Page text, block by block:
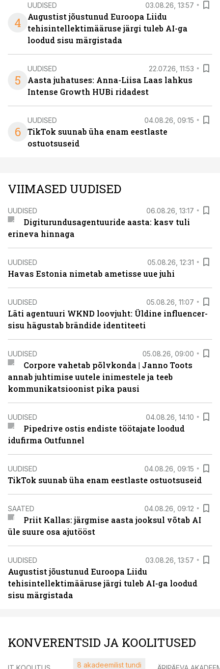
4
UUDISED 03.08.26, 13:57
Augustist jõustunud Euroopa Liidu
tehisintellektimääruse järgi tuleb AI-ga
loodud sisu märgistada
5
UUDISED 22.07.26, 11:53
Aasta juhatuses: Anna-Liisa Laas lahkus
Intense Growth HUBi ridadest
6
UUDISED 04.08.26, 09:15
TikTok suunab üha enam eestlaste
ostuotsuseid
VIIMASED UUDISED
UUDISED 06.08.26, 13:17
Digiturundusagentuuride aasta: kasv tuli
erineva hinnaga
UUDISED 05.08.26, 12:31
Havas Estonia nimetab ametisse uue juhi
UUDISED 05.08.26, 11:07
Läti agentuuri WKND loovjuht: Üldine influencer-
sisu hägustab brändide identiteeti
UUDISED 05.08.26, 09:00
Corpore vahetab põlvkonda | Janno Toots
annab juhtimise uutele inimestele ja teeb
kommunikatsioonist pika pausi
UUDISED 04.08.26, 14:10
Pipedrive ostis endiste töötajate loodud
idufirma Outfunnel
UUDISED 04.08.26, 09:15
TikTok suunab üha enam eestlaste ostuotsuseid
SAATED 04.08.26, 09:12
Priit Kallas: järgmise aasta jooksul võtab AI
üle suure osa ajutööst
UUDISED 03.08.26, 13:57
Augustist jõustunud Euroopa Liidu
tehisintellektimääruse järgi tuleb AI-ga loodud
sisu märgistada
KONVERENTSID JA KOOLITUSED
8 akadeemilist tundi